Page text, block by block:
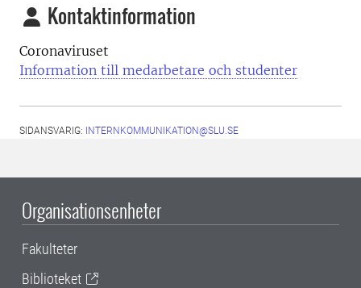
Kontaktinformation
Coronaviruset
Information till medarbetare och studenter
SIDANSVARIG: INTERNKOMMUNIKATION@SLU.SE
Organisationsenheter
Fakulteter
Biblioteket